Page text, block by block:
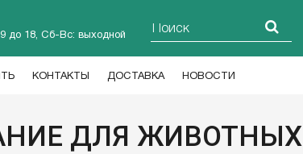
9 до 18, Сб-Вс: выходной
КОНТАКТЫ ДОСТАВКА НОВОСТИ
ДЛЯ ЖИВОТНЫХ